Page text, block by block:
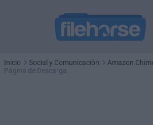
Inicio Social y Comunicación
Amazon
Página de Descarga